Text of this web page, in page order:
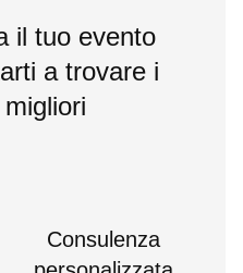
il tuo evento
a trovare i
Consulenza